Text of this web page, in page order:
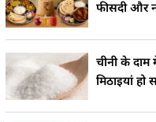
फीसदी और
चीनी के दाम
मिठाइयां हो